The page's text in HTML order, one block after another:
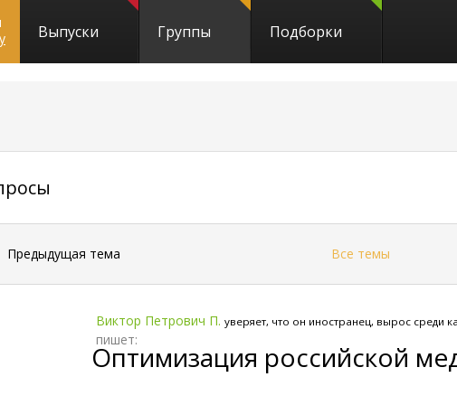
Выпуски Группы Подборки
Предыдущая тема Все темы
Виктор Петрович П. уверяет, что он иностранец, вырос среди
пишет:
Оптимизация российской